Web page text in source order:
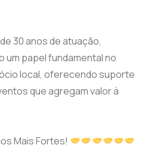
30 anos de atuação,
um papel fundamental no
local, oferecendo suporte
que agregam valor à
Mais Fortes!